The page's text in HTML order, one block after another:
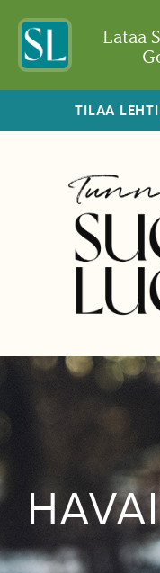
Lataa
TILAA LEHTI